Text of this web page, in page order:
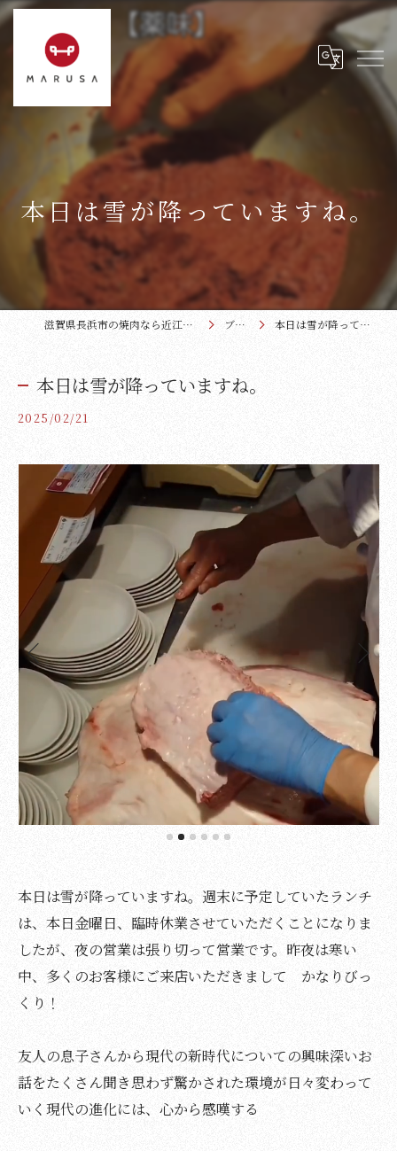
本日は雪が降っていますね。
滋賀県長浜市の焼肉なら近江牛本家まるさ ブログ 本日は雪が降っていますね。
本日は雪が降っていますね。
2025/02/21
本日は雪が降っていますね。週末に予定していたランチ
は、本日金曜日、臨時休業させていただくことになりま
したが、夜の営業は張り切って営業です。昨夜は寒い
中、多くのお客様にご来店いただきまして かなりびっ
くり！
友人の息子さんから現代の新時代についての興味深いお
話をたくさん聞き思わず驚かされた環境が日々変わって
いく現代の進化には、心から感嘆する